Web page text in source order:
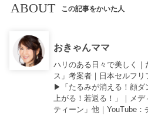
ABOUT この記事をかいた人
おきゃんママ
ハリのある日々で美しく
ス」考案者｜日本セルフ
▶︎「 たるみが消える！顔ダ
上がる！若返る！ 」｜メ
ティーン」他｜YouTube